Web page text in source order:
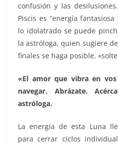
confusión y las
Piscis es “energía
lo idolatrado se puede
la astróloga, quien sugiere
finales se haga posible,
«El amor que vibra en
navegar. Abrázate.
astróloga.
La energía de esta Luna
para cerrar ciclos